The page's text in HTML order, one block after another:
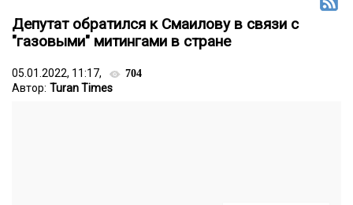
Депутат обратился к Смаилову в связи с
"газовыми" митингами в стране
05.01.2022, 11:17, 704
Автор: Turan Times